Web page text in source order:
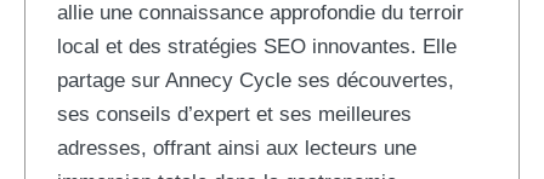
allie une connaissance approfondie du terroir
local et des stratégies SEO innovantes. Elle
partage sur Annecy Cycle ses découvertes,
ses conseils d’expert et ses meilleures
adresses, offrant ainsi aux lecteurs une